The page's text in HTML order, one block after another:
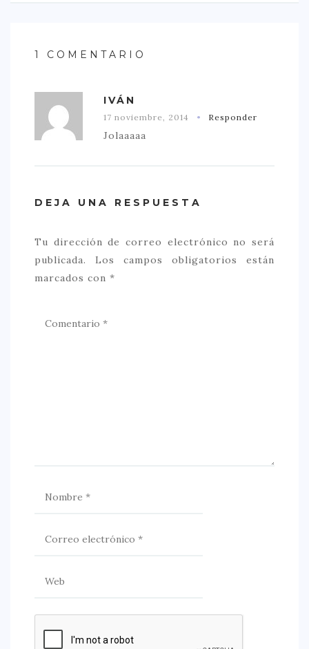
1 COMENTARIO
IVÁN
17 noviembre, 2014 Responder
Jolaaaaa
DEJA UNA RESPUESTA
Tu dirección de correo electrónico no será
publicada.
Los campos obligatorios están
marcados con *